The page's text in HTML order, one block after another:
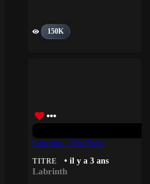
150K
Labrinth – The Feels
TITRE • il y a 3 ans
Labrinth